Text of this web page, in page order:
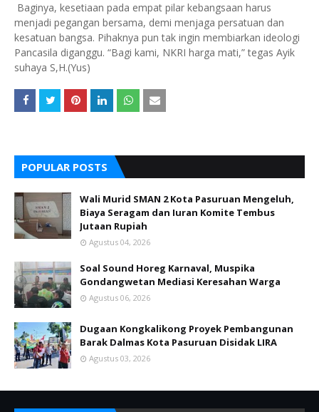
Baginya, kesetiaan pada empat pilar kebangsaan harus
menjadi pegangan bersama, demi menjaga persatuan dan
kesatuan bangsa. Pihaknya pun tak ingin membiarkan ideologi
Pancasila diganggu. “Bagi kami, NKRI harga mati,” tegas Ayik
suhaya S,H.(Yus)
POPULAR POSTS
Wali Murid SMAN 2 Kota Pasuruan Mengeluh,
Biaya Seragam dan Iuran Komite Tembus
Jutaan Rupiah
Agustus 04, 2026
Soal Sound Horeg Karnaval, Muspika
Gondangwetan Mediasi Keresahan Warga
Agustus 06, 2026
Dugaan Kongkalikong Proyek Pembangunan
Barak Dalmas Kota Pasuruan Disidak LIRA
Agustus 03, 2026